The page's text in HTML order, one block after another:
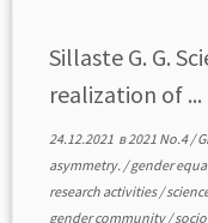
Sillaste G. G.
realization of ...
24.12.2021в2021 No.4/
asymmetry. /gender
research activities/
gender community/